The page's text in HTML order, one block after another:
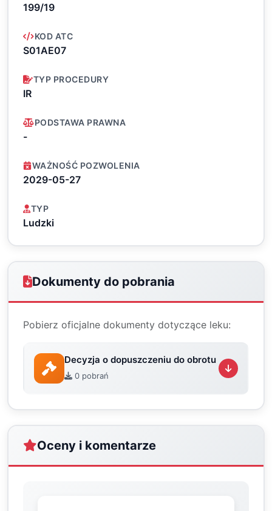
199/19
KOD ATC
S01AE07
TYP PROCEDURY
IR
PODSTAWA PRAWNA
-
WAŻNOŚĆ POZWOLENIA
2029-05-27
TYP
Ludzki
Dokumenty do pobrania
Pobierz oficjalne dokumenty dotyczące leku:
Decyzja o dopuszczeniu do obrotu
0 pobrań
Oceny i komentarze